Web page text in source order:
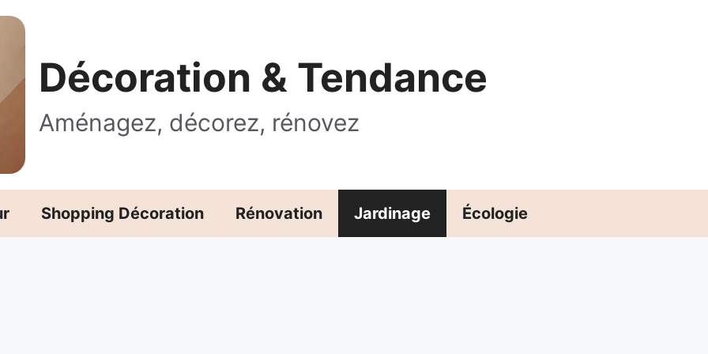
Décoration & Tendance
Aménagez, décorez, rénovez
Shopping Décoration Rénovation Jardinage Écologie